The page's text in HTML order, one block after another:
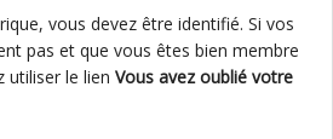
vous devez être identifié. Si vos
pas et que vous êtes bien membre
utiliser le lien Vous avez oublié votre